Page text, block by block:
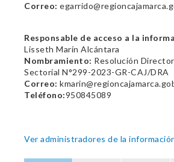
Correo:
Responsable de acceso a la
Lisseth Marín Alcántara
Nombramiento: Resolución
Sectorial N°299-2023-GR-CAJ/DRA
Correo:
Teléfono:950845089
Ver administradores de la